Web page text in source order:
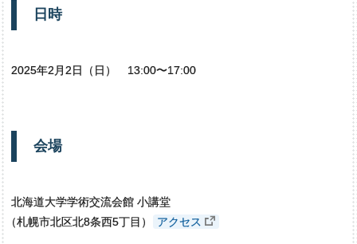
日時
2025年2月2日（日） 13:00〜17:00
会場
北海道大学学術交流会館 小講堂
（札幌市北区北8条西5丁目） アクセス